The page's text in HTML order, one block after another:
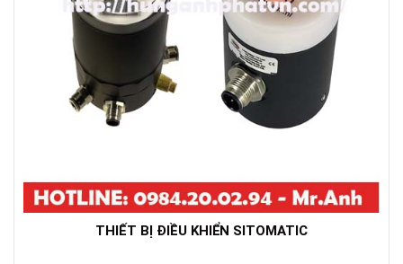
THIẾT BỊ ĐIỀU KHIỂN SITOMATIC